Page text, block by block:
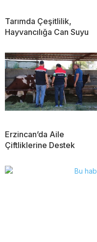
Tarımda Çeşitlilik,
Hayvancılığa Can Suyu
Erzincan’da Aile
Çiftliklerine Destek